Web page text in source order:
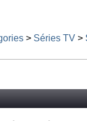
> Séries TV >